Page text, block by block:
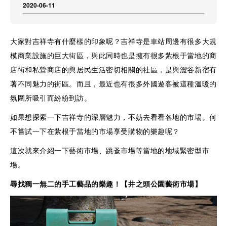
2020-06-11
大家對吉祥寺有什麼樣的印象呢？吉祥寺是車站周邊有很多大規
模商業設施的巨大街區，與此同時也是擁有很多紮根于當地的商
店街和私營商店的與居民生活密切相關的社區，是與澀谷新宿有
著不同魅力的街區。而且，最近也有很多外國遊客被這種溫暖的
氛圍所吸引而紛紛到訪。
如果想探索一下吉祥寺的深層魅力，不妨去看看各地的市場。何
不嘗試一下在紮根于當地的市場享受購物的樂趣呢？
這次就來介紹一下藝術市場、跳蚤市場等當地的地域緊密型市
場。
尋找獨一無二的手工藝品的樂趣！【井之頭公園藝術市場】